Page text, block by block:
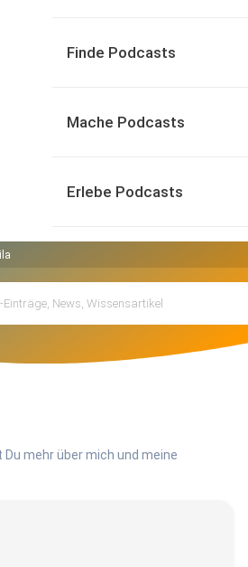
Finde Podcasts
Mache Podcasts
Erlebe Podcasts
mehr über mich und meine